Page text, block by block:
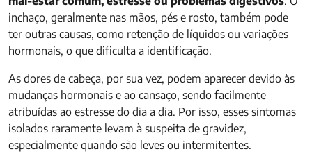
inchaço, geralmente nas mãos, pés e rosto, também pode
ter outras causas, como retenção de líquidos ou variações
hormonais, o que dificulta a identificação.
As dores de cabeça, por sua vez, podem aparecer devido às
mudanças hormonais e ao cansaço, sendo facilmente
atribuídas ao estresse do dia a dia. Por isso, esses sintomas
isolados raramente levam à suspeita de gravidez,
especialmente quando são leves ou intermitentes.